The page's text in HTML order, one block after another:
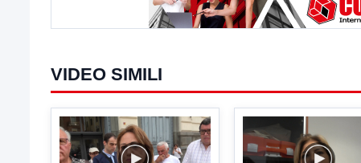
VIDEO SIMILI